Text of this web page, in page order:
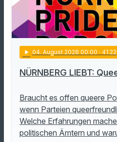
play_arrow 04. August 2026 00:00 · 41:22
NÜRNBERG LIEBT:
Braucht es offen queere
wenn Parteien
Welche Erfahrungen
politischen Ämtern und